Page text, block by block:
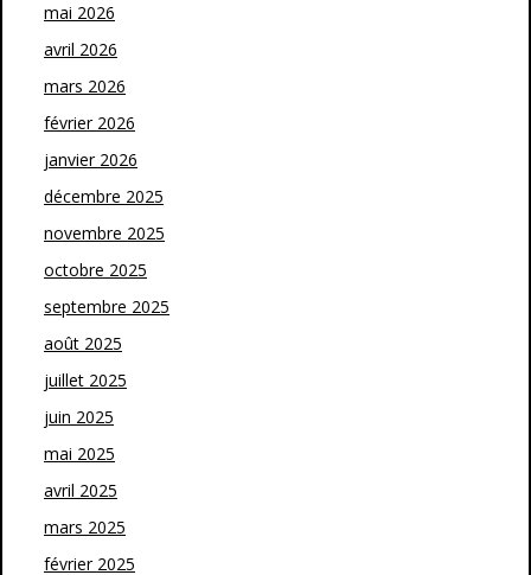
mai 2026
avril 2026
mars 2026
février 2026
janvier 2026
décembre 2025
novembre 2025
octobre 2025
septembre 2025
août 2025
juillet 2025
juin 2025
mai 2025
avril 2025
mars 2025
février 2025